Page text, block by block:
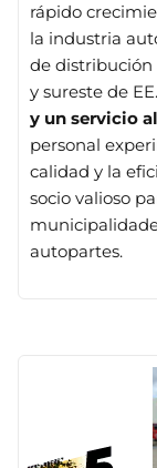
rápido
la industria
de distribución
y sureste de
y un servicio
personal
calidad y la
socio valioso
autopartes.